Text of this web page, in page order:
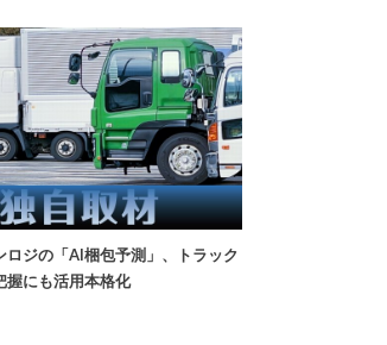
ロジの「AI梱包予測」、トラック
握にも活用本格化